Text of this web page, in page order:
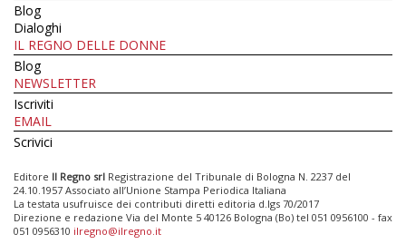
Blog
Dialoghi
IL REGNO DELLE DONNE
Blog
NEWSLETTER
Iscriviti
EMAIL
Scrivici
Editore Il Regno srl Registrazione del Tribunale di Bologna N. 2237 del
24.10.1957 Associato all’Unione Stampa Periodica Italiana
La testata usufruisce dei contributi diretti editoria d.lgs 70/2017
Direzione e redazione Via del Monte 5 40126 Bologna (Bo) tel 051 0956100 - fax
051 0956310 ilregno@ilregno.it